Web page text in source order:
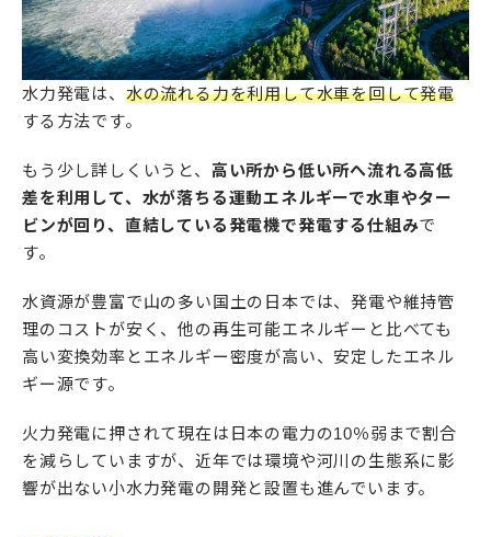
水力発電は、 水の流れる力を利用して水車を回して発電
する方法です。
もう少し詳しくいうと、 高い所から低い所へ流れる高低
差を利用して、水が落ちる運動エネルギーで水車やター
ビンが回り、直結している発電機で発電する仕組みで
す。
水資源が豊富で山の多い国土の日本では、発電や維持管
理のコストが安く、他の再生可能エネルギーと比べても
高い変換効率とエネルギー密度が高い、安定したエネル
ギー源です。
火力発電に押されて現在は日本の電力の10％弱まで割合
を減らしていますが、近年では環境や河川の生態系に影
響が出ない小水力発電の開発と設置も進んでいます。